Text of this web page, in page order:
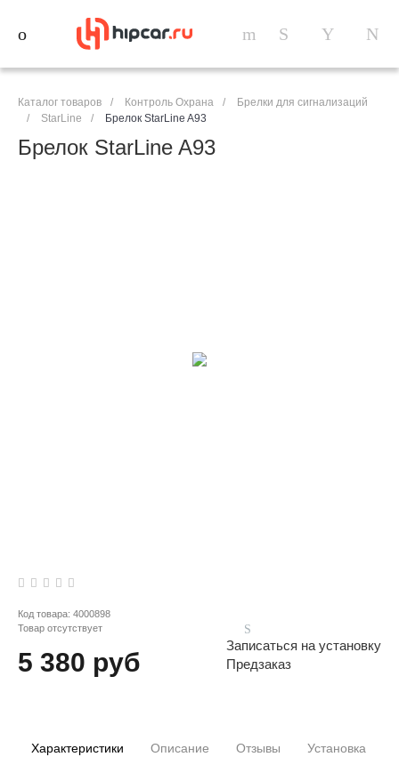
Каталог товаров / Контроль Охрана /
Брелки для сигнализаций
/
StarLine / Брелок StarLine A93
Брелок StarLine A93
Код товара: 4000898
Товар отсутствует
5 380 руб
Записаться на установку
Предзаказ
Характеристики Описание Отзывы Установка